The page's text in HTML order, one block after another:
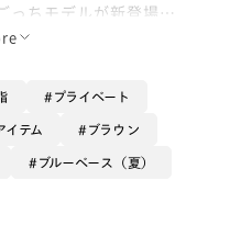
っちモデルが新登場し
は本当にメロメロにな
ます！！
なフレームになってい
プライベート
テム ブラウン
ブルーベース（夏）